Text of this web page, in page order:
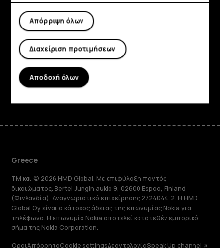
Εξερευνήστε
Πληροφορίες
Planet and people
Υποστήριξη
FacebookInstagram
TiktokYoutube
Greece
TM και © 2026 HMD Global. Με επιφύλαξη παντός
δικαιώματος. Bertel Jungin aukio 9, 02600 Espoo, Finland
(Φινλανδία). Αναγνωριστικό επιχείρησης 2724044-2. Η HMD
Global Oy είναι ο κάτοχος άδειας της επωνυμίας Nokia για
τηλέφωνα. Η επωνυμία Nokia αποτελεί κατατεθέν εμπορικό
σήμα της Nokia Corporation.
ΌροιΑπόρρητοCookie settingsΔεοντολογίαSpeak Up channel
Απόρριψη όλων
Διαχείριση προτιμήσεων
Αποδοχή όλων